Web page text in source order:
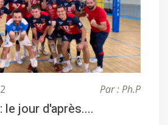
Par : Ph.P
le jour d'après....